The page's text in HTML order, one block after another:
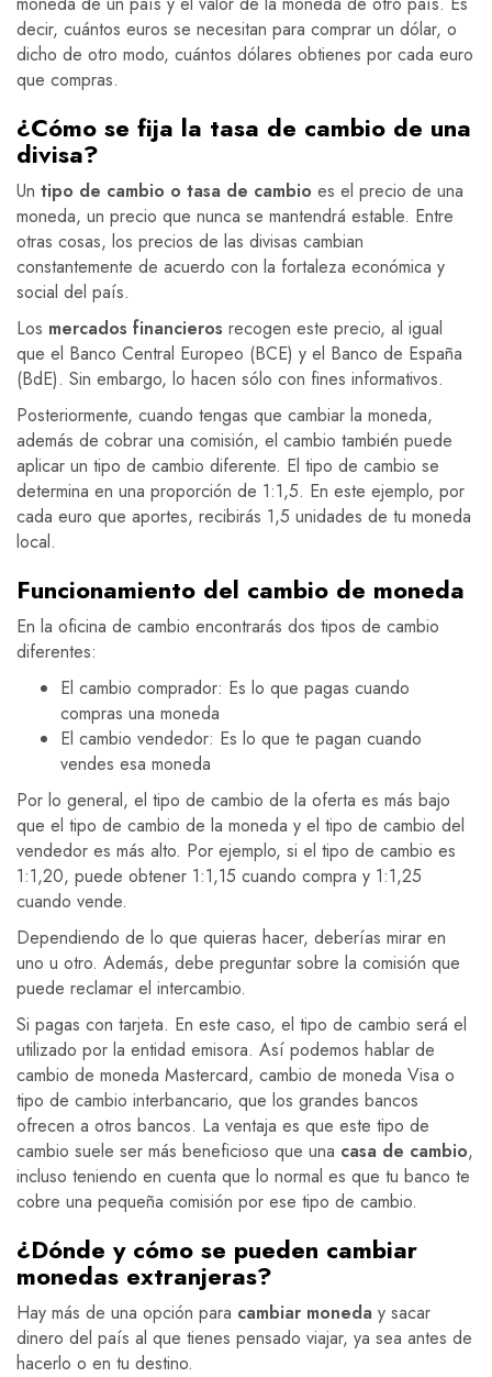
decir, cuántos euros se necesitan para comprar un dólar, o
dicho de otro modo, cuántos dólares obtienes por cada euro
que compras.
¿Cómo se fija la tasa de cambio de una
divisa?
Un tipo de cambio o tasa de cambio es el precio de una
moneda, un precio que nunca se mantendrá estable. Entre
otras cosas, los precios de las divisas cambian
constantemente de acuerdo con la fortaleza económica y
social del país.
Los mercados financieros recogen este precio, al igual
que el Banco Central Europeo (BCE) y el Banco de España
(BdE). Sin embargo, lo hacen sólo con fines informativos.
Posteriormente, cuando tengas que cambiar la moneda,
además de cobrar una comisión, el cambio también puede
aplicar un tipo de cambio diferente. El tipo de cambio se
determina en una proporción de 1:1,5. En este ejemplo, por
cada euro que aportes, recibirás 1,5 unidades de tu moneda
local.
Funcionamiento del cambio de moneda
En la oficina de cambio encontrarás dos tipos de cambio
diferentes:
El cambio comprador: Es lo que pagas cuando
compras una moneda
El cambio vendedor: Es lo que te pagan cuando
vendes esa moneda
Por lo general, el tipo de cambio de la oferta es más bajo
que el tipo de cambio de la moneda y el tipo de cambio del
vendedor es más alto. Por ejemplo, si el tipo de cambio es
1:1,20, puede obtener 1:1,15 cuando compra y 1:1,25
cuando vende.
Dependiendo de lo que quieras hacer, deberías mirar en
uno u otro. Además, debe preguntar sobre la comisión que
puede reclamar el intercambio.
Si pagas con tarjeta. En este caso, el tipo de cambio será el
utilizado por la entidad emisora. Así podemos hablar de
cambio de moneda Mastercard, cambio de moneda Visa o
tipo de cambio interbancario, que los grandes bancos
ofrecen a otros bancos. La ventaja es que este tipo de
cambio suele ser más beneficioso que una casa de cambio,
incluso teniendo en cuenta que lo normal es que tu banco te
cobre una pequeña comisión por ese tipo de cambio.
¿Dónde y cómo se pueden cambiar
monedas extranjeras?
Hay más de una opción para cambiar moneda y sacar
dinero del país al que tienes pensado viajar, ya sea antes de
hacerlo o en tu destino.